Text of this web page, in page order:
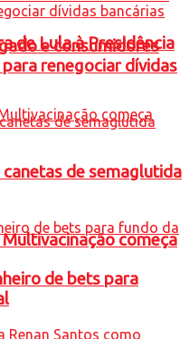
de Lula à Presidência
começa
e consumidores
renegociar dívidas
de semaglutida
de bets para